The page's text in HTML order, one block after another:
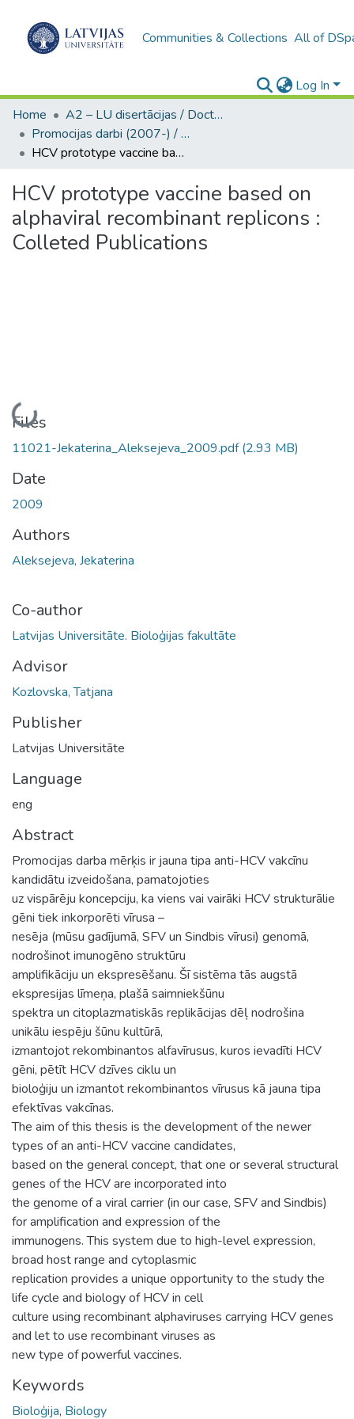
Communities & Collections All of
Log In
Home
A2 – LU disertācijas / Doctoral theses UL
Promocijas darbi (2007-) / Theses PhD
HCV prototype vaccine based on alphaviral recombinant replicons : Colleted Publications
HCV prototype vaccine based on
alphaviral recombinant replicons :
Colleted Publications
Loading...
Files
11021-Jekaterina_Aleksejeva_2009.pdf(2.93 MB)
Date
2009
Authors
Aleksejeva, Jekaterina
Co-author
Latvijas Universitāte. Bioloģijas fakultāte
Advisor
Kozlovska, Tatjana
Publisher
Latvijas Universitāte
Language
eng
Abstract
Promocijas darba mērķis ir jauna tipa anti-HCV vakcīnu
kandidātu izveidošana, pamatojoties
uz vispārēju koncepciju, ka viens vai vairāki HCV strukturālie
gēni tiek inkorporēti vīrusa –
nesēja (mūsu gadījumā, SFV un Sindbis vīrusi) genomā,
nodrošinot imunogēno struktūru
amplifikāciju un ekspresēšanu. Šī sistēma tās augstā
ekspresijas līmeņa, plašā saimniekšūnu
spektra un citoplazmatiskās replikācijas dēļ nodrošina
unikālu iespēju šūnu kultūrā,
izmantojot rekombinantos alfavīrusus, kuros ievadīti HCV
gēni, pētīt HCV dzīves ciklu un
bioloģiju un izmantot rekombinantos vīrusus kā jauna tipa
efektīvas vakcīnas.
The aim of this thesis is the development of the newer
types of an anti-HCV vaccine candidates,
based on the general concept, that one or several structural
genes of the HCV are incorporated into
the genome of a viral carrier (in our case, SFV and Sindbis)
for amplification and expression of the
immunogens. This system due to high-level expression,
broad host range and cytoplasmic
replication provides a unique opportunity to the study the
life cycle and biology of HCV in cell
culture using recombinant alphaviruses carrying HCV genes
and let to use recombinant viruses as
new type of powerful vaccines.
Keywords
Bioloģija, Biology